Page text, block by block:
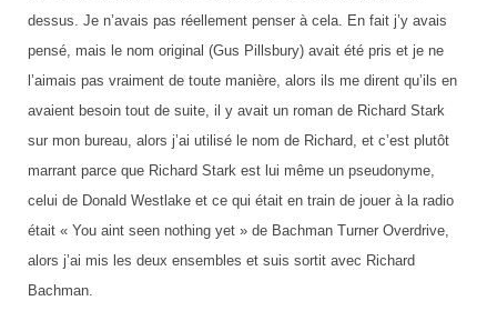
dessus. Je n’avais pas réellement penser à cela. En fait j’y avais
pensé, mais le nom original (Gus Pillsbury) avait été pris et je ne
l’aimais pas vraiment de toute manière, alors ils me dirent qu’ils en
avaient besoin tout de suite, il y avait un roman de Richard Stark
sur mon bureau, alors j’ai utilisé le nom de Richard, et c’est plutôt
marrant parce que Richard Stark est lui même un pseudonyme,
celui de Donald Westlake et ce qui était en train de jouer à la radio
était « You aint seen nothing yet » de Bachman Turner Overdrive,
alors j’ai mis les deux ensembles et suis sortit avec Richard
Bachman.